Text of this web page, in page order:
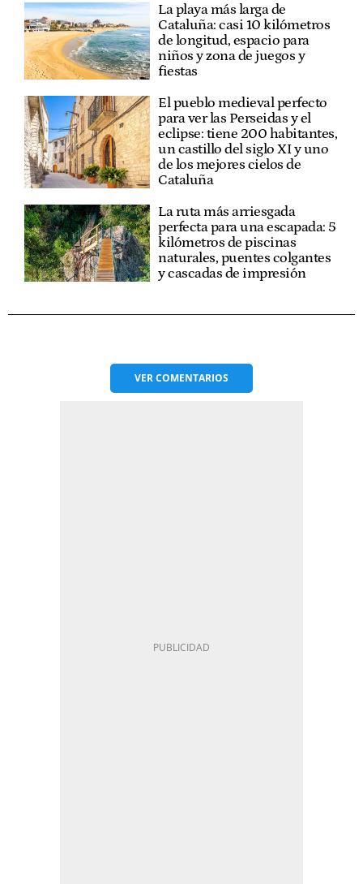
La playa más larga de
Cataluña: casi 10 kilómetros
de longitud, espacio para
niños y zona de juegos y
fiestas
El pueblo medieval perfecto
para ver las Perseidas y el
eclipse: tiene 200 habitantes,
un castillo del siglo XI y uno
de los mejores cielos de
Cataluña
La ruta más arriesgada
perfecta para una escapada: 5
kilómetros de piscinas
naturales, puentes colgantes
y cascadas de impresión
VERCOMENTARIOS